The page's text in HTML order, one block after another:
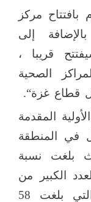
مركز
إلى
قريبا ،
الصحية
قطاع غزة“.
المقدمة
في المنطقة
بلغت نسبة
العدد الكبير من
مراكز وعيادات الرعاية الأولية التي بلغت 58